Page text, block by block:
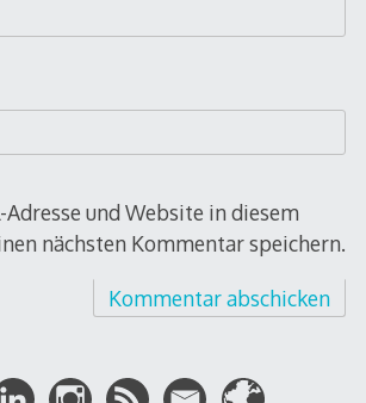
und Website in diesem
nächsten Kommentar speichern.